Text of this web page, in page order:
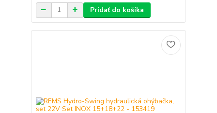
Pridať do košíka